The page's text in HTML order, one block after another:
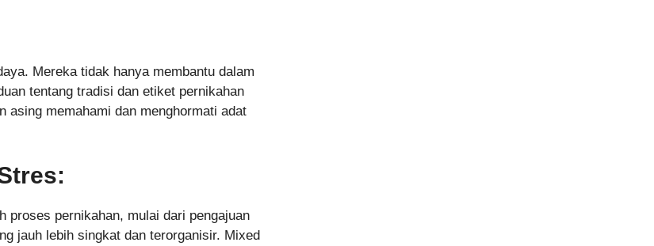
Mereka tidak hanya membantu dalam
tentang tradisi dan etiket pernikahan
asing memahami dan menghormati adat
proses pernikahan, mulai dari pengajuan
jauh lebih singkat dan terorganisir. Mixed